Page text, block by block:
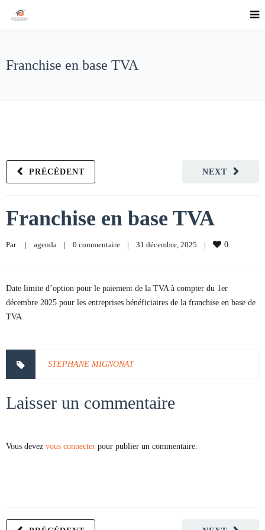
Franchise en base TVA
NEXT
PRÉCÉDENT
Franchise en base TVA
Par | agenda | 0 commentaire | 31 décembre, 2025 | 0
Date limite d’option pour le paiement de la TVA à compter du 1er
décembre 2025 pour les entreprises bénéficiaires de la franchise en base de
TVA
STEPHANE MIGNONAT
Laisser un commentaire
Vous devez vous connecter pour publier un commentaire.